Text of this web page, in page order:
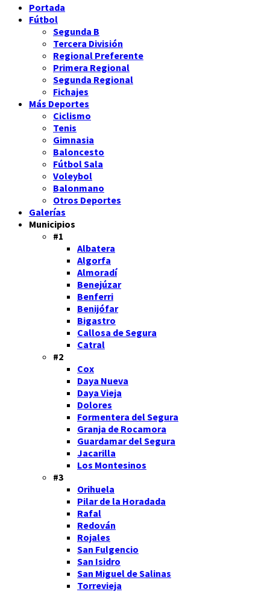
Portada
Fútbol
Segunda B
Tercera División
Regional Preferente
Primera Regional
Segunda Regional
Fichajes
Más Deportes
Ciclismo
Tenis
Gimnasia
Baloncesto
Fútbol Sala
Voleybol
Balonmano
Otros Deportes
Galerías
Municipios
#1
Albatera
Algorfa
Almoradí
Benejúzar
Benferri
Benijófar
Bigastro
Callosa de Segura
Catral
#2
Cox
Daya Nueva
Daya Vieja
Dolores
Formentera del Segura
Granja de Rocamora
Guardamar del Segura
Jacarilla
Los Montesinos
#3
Orihuela
Pilar de la Horadada
Rafal
Redován
Rojales
San Fulgencio
San Isidro
San Miguel de Salinas
Torrevieja